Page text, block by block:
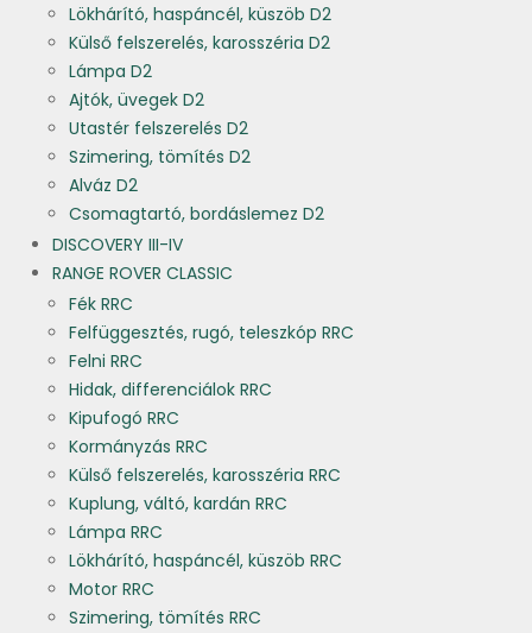
Lökhárító, haspáncél, küszöb D2
Külső felszerelés, karosszéria D2
Lámpa D2
Ajtók, üvegek D2
Utastér felszerelés D2
Szimering, tömítés D2
Alváz D2
Csomagtartó, bordáslemez D2
DISCOVERY III-IV
RANGE ROVER CLASSIC
Fék RRC
Felfüggesztés, rugó, teleszkóp RRC
Felni RRC
Hidak, differenciálok RRC
Kipufogó RRC
Kormányzás RRC
Külső felszerelés, karosszéria RRC
Kuplung, váltó, kardán RRC
Lámpa RRC
Lökhárító, haspáncél, küszöb RRC
Motor RRC
Szimering, tömítés RRC